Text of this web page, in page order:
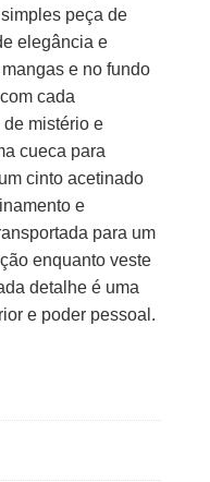
peça de
elegância e
e no fundo
cada
mistério e
cueca para
cinto acetinado
e
para um
enquanto veste
detalhe é uma
e poder pessoal.